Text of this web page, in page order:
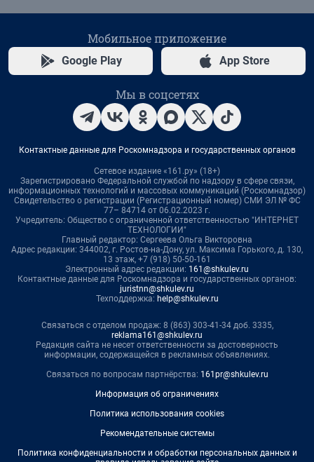
Мобильное приложение
Google Play App Store
Мы в соцсетях
Контактные данные для Роскомнадзора и государственных органов
Сетевое издание «161.ру» (18+)
Зарегистрировано Федеральной службой по надзору в сфере связи,
информационных технологий и массовых коммуникаций (Роскомнадзор)
Свидетельство о регистрации (Регистрационный номер) СМИ ЭЛ № ФС
77– 84714 от 06.02.2023 г.
Учредитель: Общество с ограниченной ответственностью "ИНТЕРНЕТ
ТЕХНОЛОГИИ"
Главный редактор: Сергеева Ольга Викторовна
Адрес редакции: 344002, г. Ростов-на-Дону, ул. Максима Горького, д. 130,
13 этаж, +7 (918) 50-50-161
Электронный адрес редакции: 161@shkulev.ru
Контактные данные для Роскомнадзора и государственных органов:
juristnn@shkulev.ru
Техподдержка: help@shkulev.ru
Связаться с отделом продаж: 8 (863) 303-41-34 доб. 3335,
reklama161@shkulev.ru
Редакция сайта не несет ответственности за достоверность
информации, содержащейся в рекламных объявлениях.
Связаться по вопросам партнёрства: 161pr@shkulev.ru
Информация об ограничениях
Политика использования cookies
Рекомендательные системы
Политика конфиденциальности и обработки персональных данных и